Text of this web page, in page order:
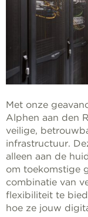
Met onze
Alphen aan den
veilige,
infrastructuur.
alleen aan de
om toekomstige
combinatie van
flexibiliteit te
hoe ze jouw